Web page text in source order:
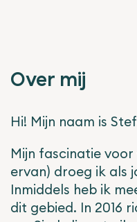
Over mij
Hi! Mijn naam is
Mijn fascinatie
ervan) droeg ik als
Inmiddels heb ik
dit gebied. In 2016